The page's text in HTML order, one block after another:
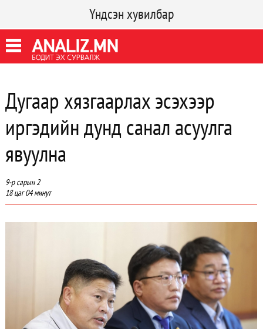
Үндсэн хувилбар
Дугаар хязгаарлах эсэхээр
иргэдийн дунд санал асуулга
явуулна
9-р сарын 2
18 цаг 04 минут